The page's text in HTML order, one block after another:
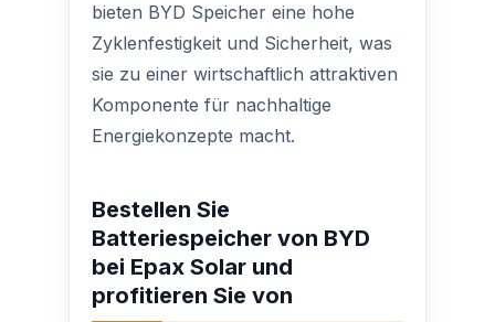
bieten BYD Speicher eine hohe
Zyklenfestigkeit und Sicherheit, was
sie zu einer wirtschaftlich attraktiven
Komponente für nachhaltige
Energiekonzepte macht.
Bestellen Sie
Batteriespeicher von BYD
bei Epax Solar und
profitieren Sie von